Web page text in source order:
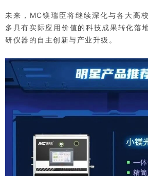
未来，MC镁瑞臣将继续深化与各大高
多具有实际应用价值的科技成果转化落
研仪器的自主创新与产业升级。